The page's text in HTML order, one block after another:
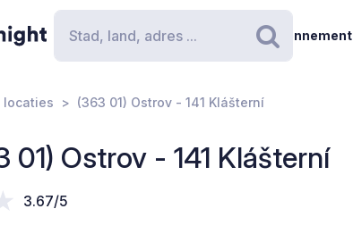
Zoeken
Abonnement
locaties (363 01) Ostrov - 141 Klášterní
01) Ostrov - 141 Klášterní
3.67/5